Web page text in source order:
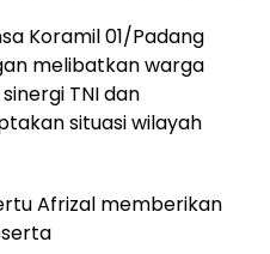
Koramil 01/Padang
melibatkan warga
TNI dan
situasi wilayah
Afrizal memberikan